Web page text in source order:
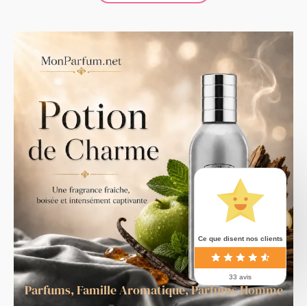
Parfums,Famille Aromatique,Parfums Homme
Ce que disent nos clients
33 avis